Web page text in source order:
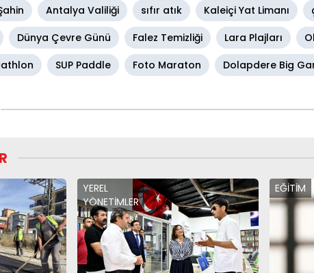
Antalya Valiliği sıfır atık Kaleiçi Yat Limanı
Dünya Çevre Günü Falez Temizliği Lara Plajları
SUP Paddle Foto Maraton Dolapdere Big
YEREL
YÖNETİMLER
EĞİTİM